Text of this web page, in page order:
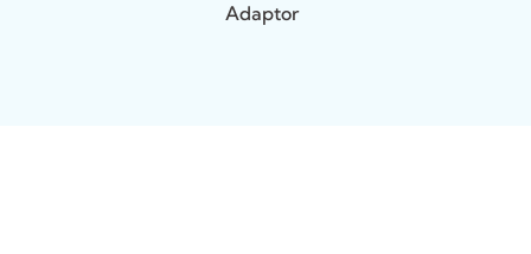
Adaptor